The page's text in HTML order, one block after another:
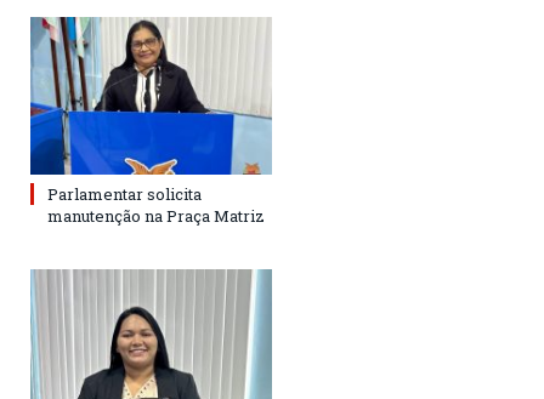
Parlamentar solicita
manutenção na Praça Matriz